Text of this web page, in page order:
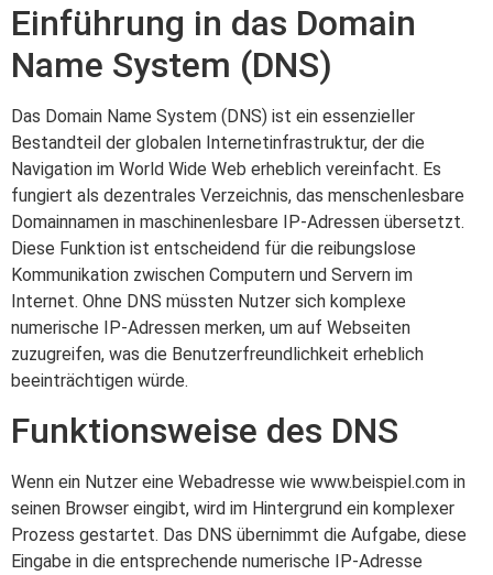
Einführung in das Domain
Name System (DNS)
Das Domain Name System (DNS) ist ein essenzieller
Bestandteil der globalen Internetinfrastruktur, der die
Navigation im World Wide Web erheblich vereinfacht. Es
fungiert als dezentrales Verzeichnis, das menschenlesbare
Domainnamen in maschinenlesbare IP-Adressen übersetzt.
Diese Funktion ist entscheidend für die reibungslose
Kommunikation zwischen Computern und Servern im
Internet. Ohne DNS müssten Nutzer sich komplexe
numerische IP-Adressen merken, um auf Webseiten
zuzugreifen, was die Benutzerfreundlichkeit erheblich
beeinträchtigen würde.
Funktionsweise des DNS
Wenn ein Nutzer eine Webadresse wie www.beispiel.com in
seinen Browser eingibt, wird im Hintergrund ein komplexer
Prozess gestartet. Das DNS übernimmt die Aufgabe, diese
Eingabe in die entsprechende numerische IP-Adresse